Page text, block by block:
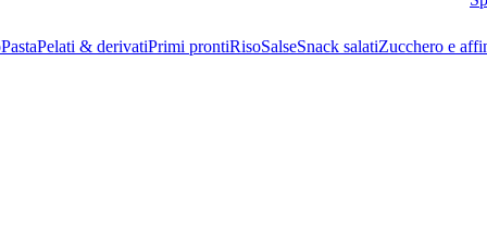
PastaPelati & derivatiPrimi prontiRisoSalseSnack salatiZucchero e